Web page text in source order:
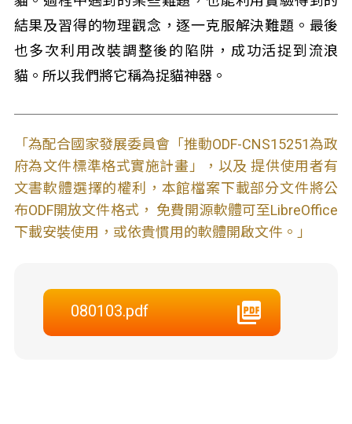
結果及習得的物理觀念，逐一克服解決難題。最後
也多次利用改裝調整後的陷阱，成功活捉到流浪
貓。所以我們將它稱為捉貓神器。
「為配合國家發展委員會「推動ODF-CNS15251為政
府為文件標準格式實施計畫」，以及 提供使用者有
文書軟體選擇的權利，本館檔案下載部分文件將公
布ODF開放文件格式， 免費開源軟體可至LibreOffice
下載安裝使用，或依貴慣用的軟體開啟文件。」
080103.pdf